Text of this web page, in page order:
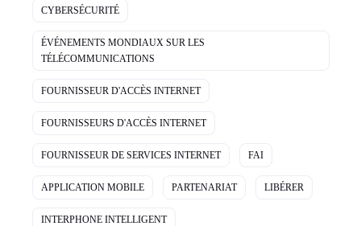
CYBERSÉCURITÉ
ÉVÉNEMENTS MONDIAUX SUR LES
TÉLÉCOMMUNICATIONS
FOURNISSEUR D'ACCÈS INTERNET
FOURNISSEURS D'ACCÈS INTERNET
FOURNISSEUR DE SERVICES INTERNET FAI
APPLICATION MOBILE PARTENARIAT LIBÉRER
INTERPHONE INTELLIGENT